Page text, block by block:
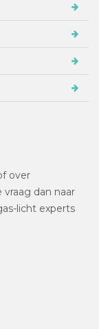
over
dan naar
licht experts